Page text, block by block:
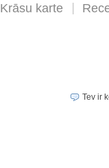
Krāsu karte
Tev ir